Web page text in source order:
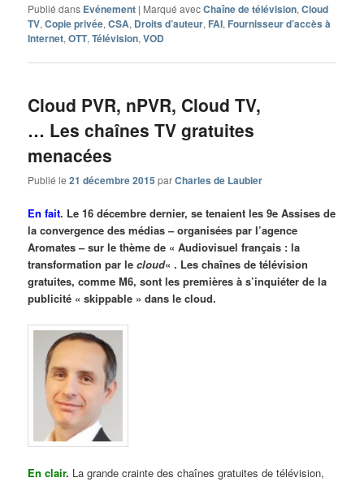
Publié dans Evénement | Marqué avecChaîne de télévision,Cloud
TV,Copie privée,CSA, Droits d’auteur, FAI, Fournisseur d’accès à
Internet,OTT,Télévision,VOD
Cloud PVR, nPVR, Cloud TV,
… Les chaînes TV gratuites
menacées
Publié le21 décembre 2015 parCharles de Laubier
En fait. Le 16 décembre dernier, se tenaient les 9e Assises de
la convergence des médias – organisées par l’agence
Aromates – sur le thème de « Audiovisuel français : la
transformation par lecloud« . Les chaînes de télévision
gratuites, comme M6, sont les premières à s’inquiéter de la
publicité « skippable » dans le cloud.
En clair. La grande crainte des chaînes gratuites de télévision,